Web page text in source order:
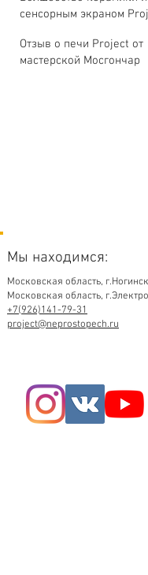
сенсорным экраном
Отзыв о печи Project от
мастерской Мосгончар
Мы находимся:
Московская область,
Московская область,
+7(926)141-79-31
project@neprostopech.ru